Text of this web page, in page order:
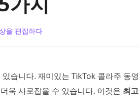
을 편집하다
습니다. 재미있는 TikTok 콜라주 동영
욱 사로잡을 수 있습니다. 이것은 최고